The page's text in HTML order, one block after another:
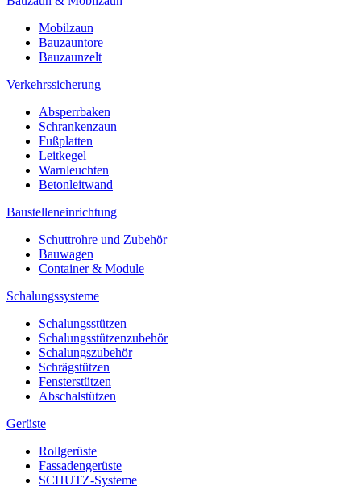
Mobilzaun
Bauzauntore
Bauzaunzelt
Verkehrssicherung
Absperrbaken
Schrankenzaun
Fußplatten
Leitkegel
Warnleuchten
Betonleitwand
Baustelleneinrichtung
Schuttrohre und Zubehör
Bauwagen
Container & Module
Schalungssysteme
Schalungsstützen
Schalungsstützenzubehör
Schalungszubehör
Schrägstützen
Fensterstützen
Abschalstützen
Gerüste
Rollgerüste
Fassadengerüste
SCHUTZ-Systeme